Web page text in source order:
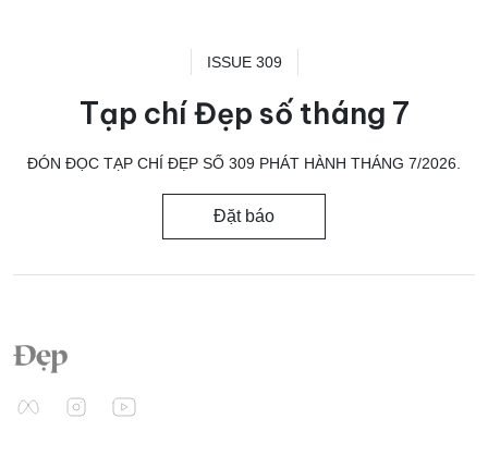
ISSUE 309
Tạp chí Đẹp số tháng 7
ĐÓN ĐỌC TẠP CHÍ ĐẸP SỐ 309 PHÁT HÀNH THÁNG 7/2026.
Đặt báo